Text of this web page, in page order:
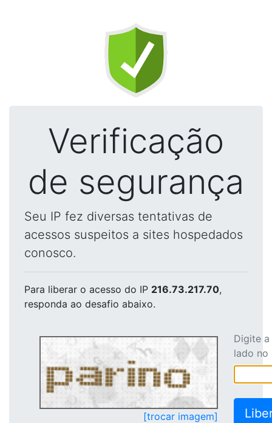
Verificação
de segurança
Seu IP fez diversas tentativas de
acessos suspeitos a sites hospedados
conosco.
Para liberar o acesso do IP 216.73.217.70,
responda ao desafio abaixo.
[trocar imagem]
Digite
lado no